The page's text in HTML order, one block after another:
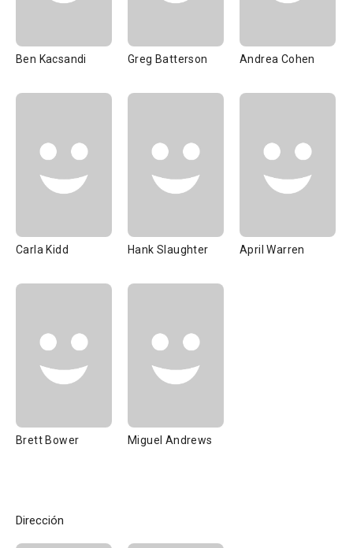
Ben Kacsandi Greg Batterson Andrea Cohen
Carla Kidd Hank Slaughter April Warren
Brett Bower Miguel Andrews
Dirección